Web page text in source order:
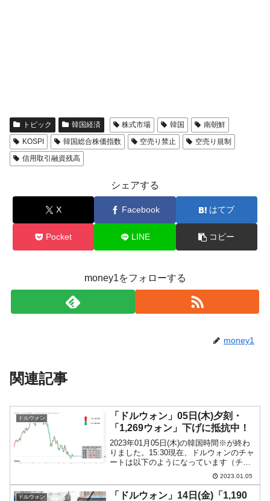
トピック 韓国経済 株式市場 韓国
南朝鮮
KOSPI
韓国総合株価指数 空売り禁止
空売り規制
信用取引融資残高
シェアする
X Facebook はてブ
Pocket LINE コピー
money1をフォローする
money1
関連記事
ドルウォン
「ドルウォン」05日(木)夕刻・
「1,269ウォン」下げに抵抗中！
2023年01月05日(木)の韓国時間※が終わ
りました。15:30現在、ドルウォンのチャ
ートは以下のようになっています（チャ
ートは『Investing.com』より引用）。陰
線ですが下げに抵抗しています。現在の
ところ「1ドル＝1,269ウォ...
2023.01.05
ドルウォン
「ドルウォン」14日(金)「1,190